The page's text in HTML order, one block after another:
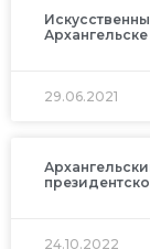
29.06.2021
24.10.2022